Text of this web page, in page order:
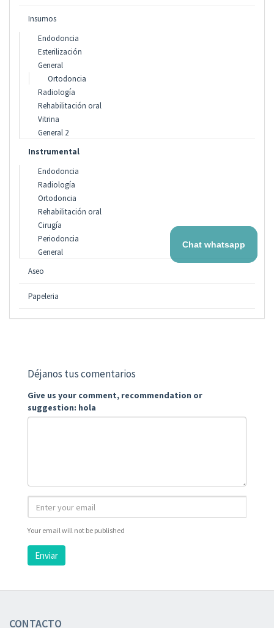
Insumos
Endodoncia
Esterilización
General
Ortodoncia
Radiología
Rehabilitación oral
Vitrina
General 2
Instrumental
Endodoncia
Radiología
Ortodoncia
Rehabilitación oral
Cirugía
Periodoncia
General
Aseo
Papeleria
Déjanos tus comentarios
Give us your comment, recommendation or
suggestion: hola
Your email will not be published
Enviar
CONTACTO
Chat whatsapp